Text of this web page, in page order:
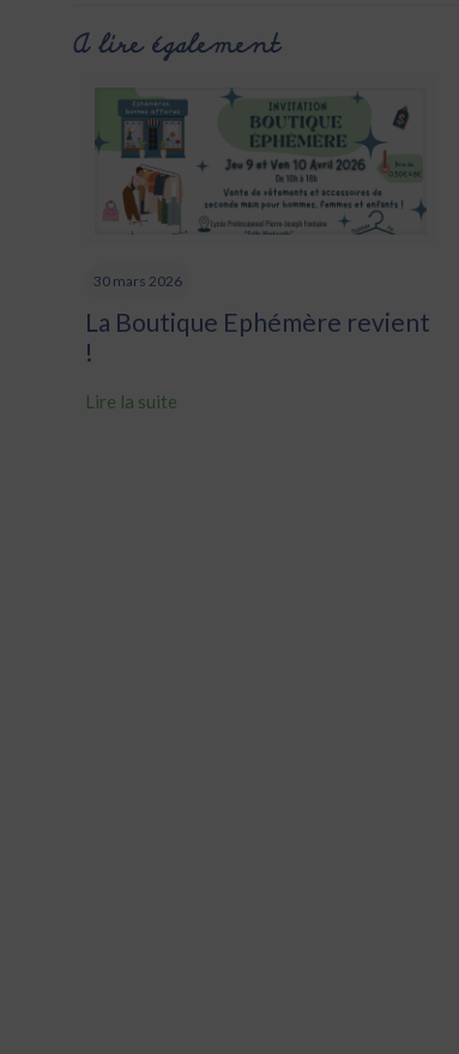
A lire également
30 mars 2026
La Boutique Ephémère revient
!
Lire la suite